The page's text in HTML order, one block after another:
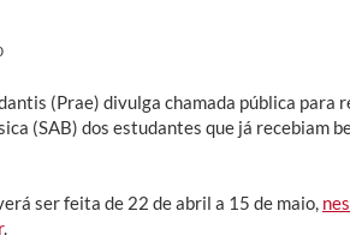
(Prae) divulga chamada pública para
(SAB) dos estudantes que já recebiam
ser feita de 22 de abril a 15 de maio,
.